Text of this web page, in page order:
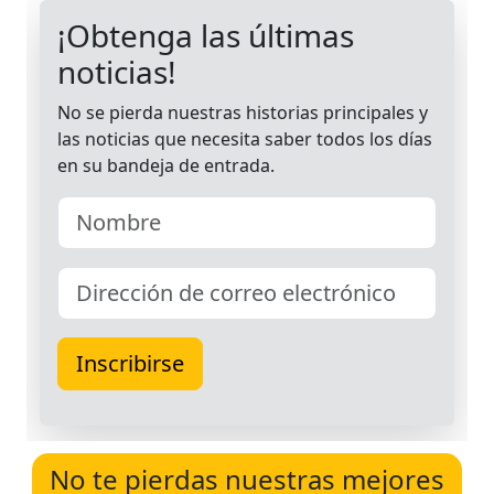
No te pierdas nuestras mejores